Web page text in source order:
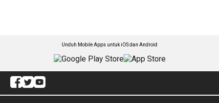
Unduh Mobile Apps untuk iOS dan Android